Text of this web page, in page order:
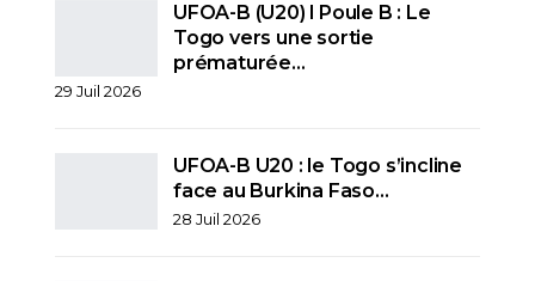
UFOA-B (U20) l Poule B : Le
Togo vers une sortie
prématurée…
29 Juil 2026
UFOA-B U20 : le Togo s’incline
face au Burkina Faso…
28 Juil 2026